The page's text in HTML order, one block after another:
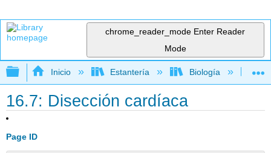
chrome_reader_mode Enter Reader
Mode
Expandir/contraer jerarquía global
Inicio Estantería Biología
16.7: Disección cardíaca
Page ID